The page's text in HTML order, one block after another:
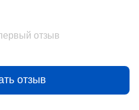
отзыв
отзыв